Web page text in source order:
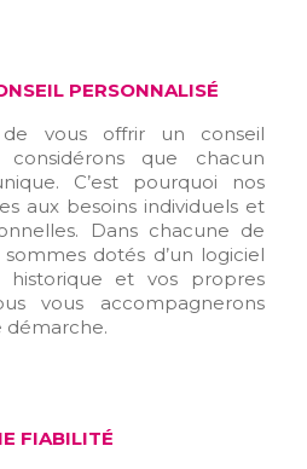
PERSONNALISÉ
vous offrir un conseil
considérons que chacun
C’est pourquoi nos
aux besoins individuels et
Dans chacune de
dotés d’un logiciel
et vos propres
vous accompagnerons
démarche.
FIABILITÉ